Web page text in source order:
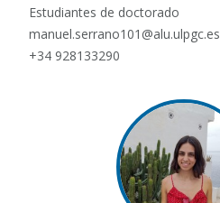
Estudiantes de doctorado
manuel.serrano101@alu.ulpgc.es
+34 928133290